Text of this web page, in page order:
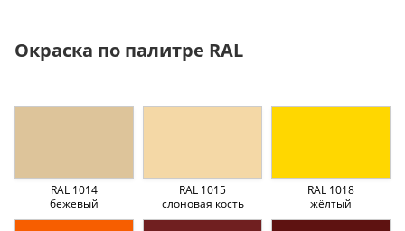
Окраска по палитре RAL
RAL 1014
бежевый
RAL 1015
слоновая кость
RAL 1018
жёлтый